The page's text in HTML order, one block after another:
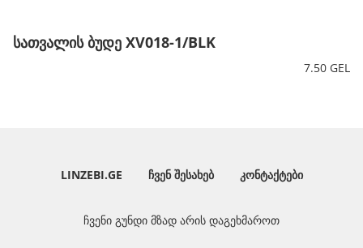
სათვალის ბუდე XV018-1/BLK
7.50 GEL
LINZEBI.GE ᲩᲕᲔᲜ ᲨᲔᲡᲐᲮᲔᲑ ᲙᲝᲜᲢᲐᲥᲢᲔᲑᲘ
ჩვენი გუნდი მზად არის დაგეხმაროთ